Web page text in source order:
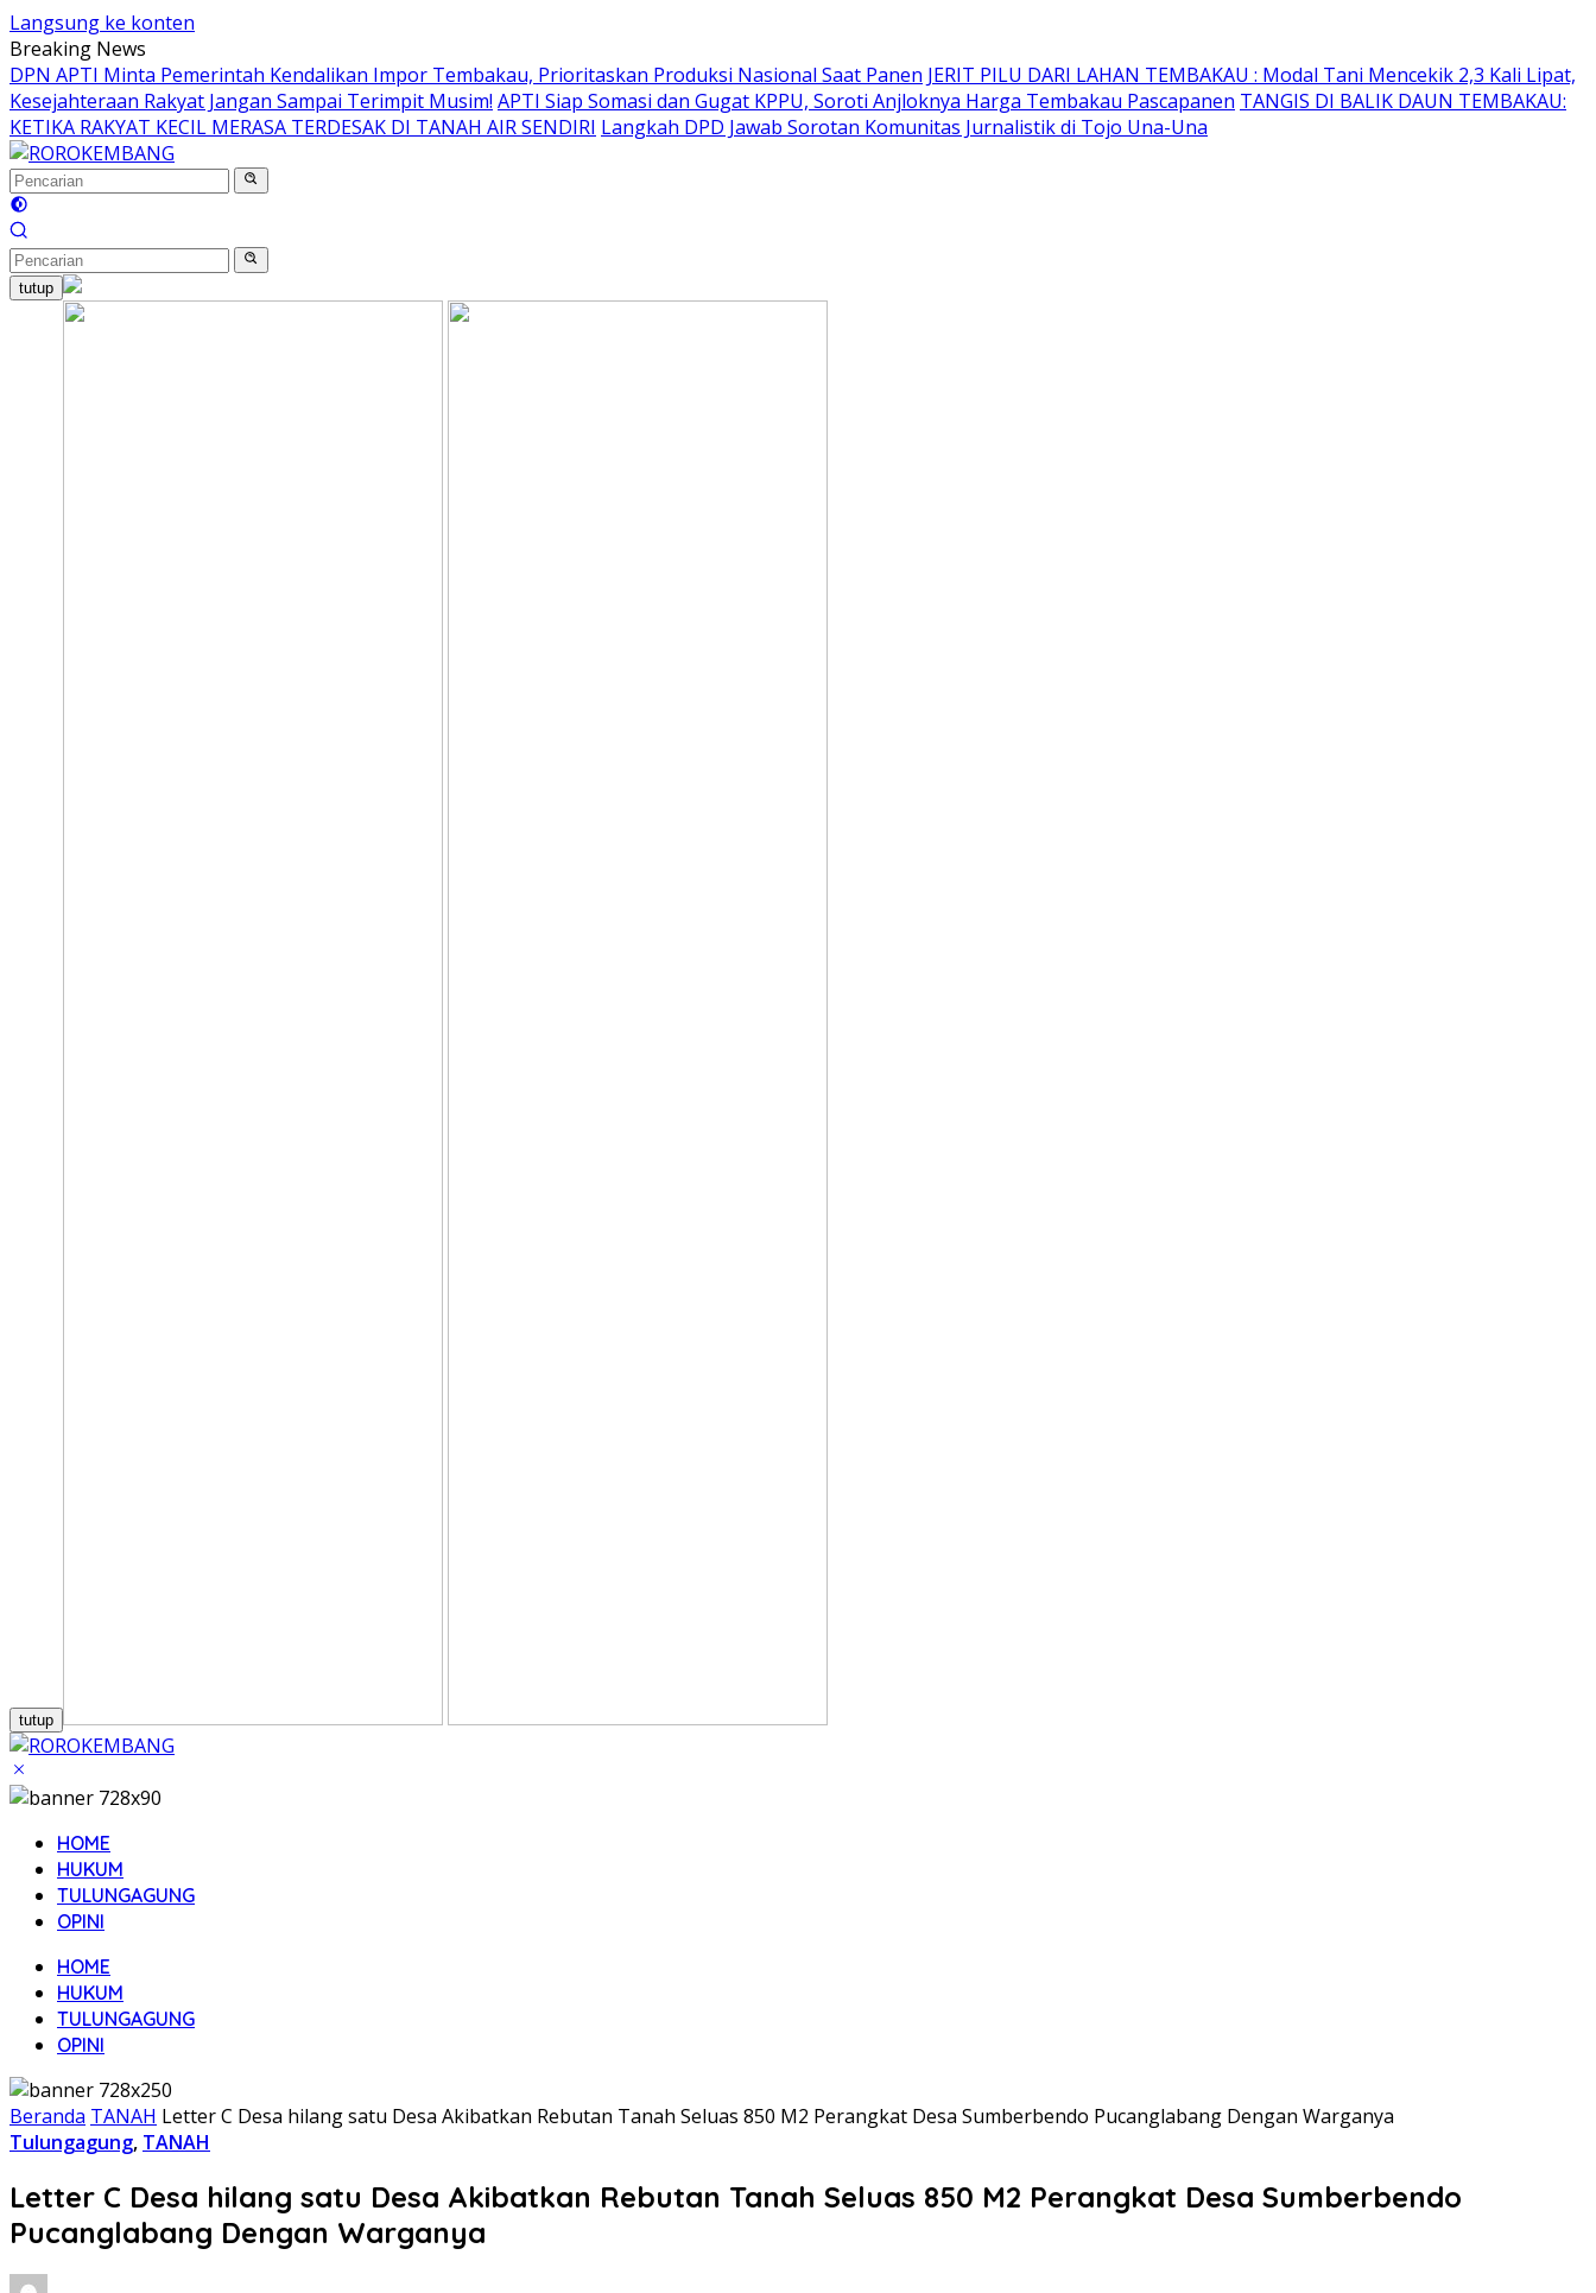
Langsung ke konten
Breaking News
DPN APTI Minta Pemerintah Kendalikan Impor Tembakau, Prioritaskan Produksi Nasional Saat Panen JERIT PILU DARI LAHAN TEMBAKAU ​: Modal Tani Mencekik 2,3 Kali Lipat,
Kesejahteraan Rakyat Jangan Sampai Terimpit Musim! APTI Siap Somasi dan Gugat KPPU, Soroti Anjloknya Harga Tembakau Pascapanen TANGIS DI BALIK DAUN TEMBAKAU:
KETIKA RAKYAT KECIL MERASA TERDESAK DI TANAH AIR SENDIRI Langkah DPD Jawab Sorotan Komunitas Jurnalistik di Tojo Una-Una
tutup
tutup
HOME
HUKUM
TULUNGAGUNG
OPINI
HOME
HUKUM
TULUNGAGUNG
OPINI
Beranda TANAH Letter C Desa hilang satu Desa Akibatkan Rebutan Tanah Seluas 850 M2 Perangkat Desa Sumberbendo Pucanglabang Dengan Warganya
Tulungagung, TANAH
Letter C Desa hilang satu Desa Akibatkan Rebutan Tanah Seluas 850 M2 Perangkat Desa Sumberbendo
Pucanglabang Dengan Warganya